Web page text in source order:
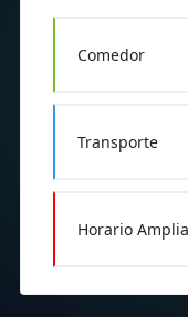
Comedor
Transporte
Horario